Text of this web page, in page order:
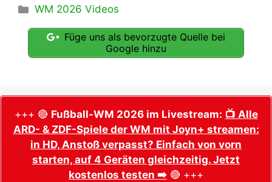
Kategorien
WM 2026 Videos
Füge uns als bevorzugte Quelle bei
Google hinzu
+++ 🔴 Fußball-WM 2026 im Livestream: 📺 Alle
ARD- & ZDF-Spiele der WM mit Joyn+ streamen:
in HD, Anstoß verpasst? Einfach von vorn
starten, auf 4 Geräten gleichzeitig. Jetzt
kostenlos testen ➡️ 🔴 +++